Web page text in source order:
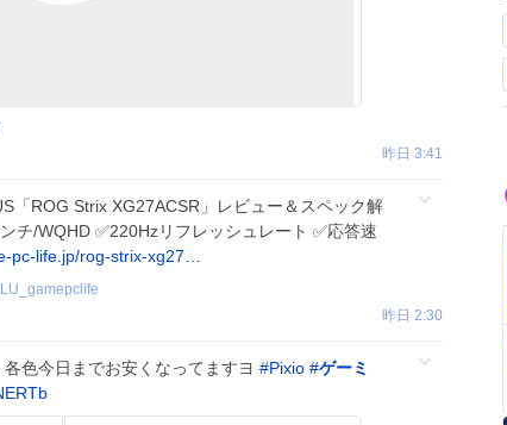
昨日 3:41
「ROG Strix XG27ACSR」レビュー＆スペック解
チ/WQHD ✅220Hzリフレッシュレート ✅応答速
pc-life.jp/rog-strix-xg27…
昨日 2:30
色今日までお安くなってますヨ #Pixio #ゲーミ